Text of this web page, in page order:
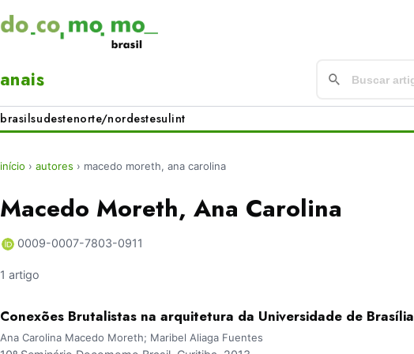
anais
brasilsudestenorte/nordestesulint
início › autores › macedo moreth, ana carolina
Macedo Moreth, Ana Carolina
0009-0007-7803-0911
1 artigo
Conexões Brutalistas na arquitetura da Universidade de Brasília
Ana Carolina Macedo Moreth; Maribel Aliaga Fuentes